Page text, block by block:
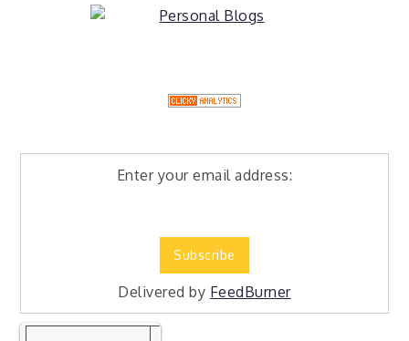
Enter your email address:
Delivered by FeedBurner